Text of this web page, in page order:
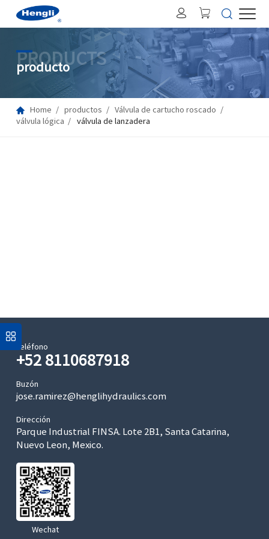
PRODUCTS
producto
Home productos
Válvula de cartucho roscado
válvula lógica
válvula de lanzadera
Teléfono
+52 8110687918
Buzón
jose.ramirez@henglihydraulics.com
Dirección
Parque Industrial FINSA. Lote 2B1, Santa Catarina,
Nuevo Leon, Mexico.
Wechat